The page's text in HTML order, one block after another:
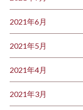
2021年6月
2021年5月
2021年4月
2021年3月